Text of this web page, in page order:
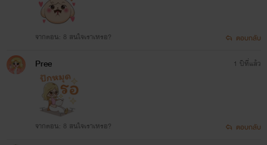
จากตอน: 8 สนใจเราเหรอ? ตอบกลับ
Pree
จากตอน: 8 สนใจเราเหรอ?
1 ปีที่แล้ว
ตอบกลับ